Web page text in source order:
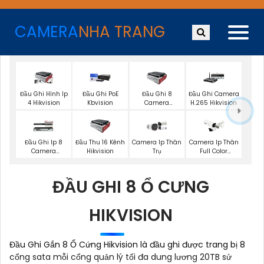
CAMERANHA TRANG
Đầu Ghi Hình Ip
4 Hikvision
Đầu Ghi PoE
Kbvision
Đầu Ghi 8
Camera
Đầu Ghi Camera
H.265 Hikvision
Đầu Ghi Ip 8
Camera
Đầu Thu 16 Kênh
Hikvision
Camera Ip Thân
Trụ
Camera Ip Thân
Full Color
ĐẦU GHI 8 Ổ CƯNG
HIKVISION
Đầu Ghi Gắn 8 Ổ Cứng Hikvision là đầu ghi được trang bị 8
cổng sata mỗi cổng quản lý tối đa dung lương 20TB sử